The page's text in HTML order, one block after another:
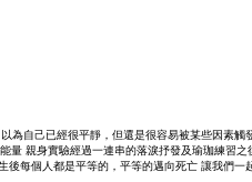
自己已經很平靜，但還是很容易被某些因素觸
親身實驗經過一連串的落淚抒發及瑜珈練習
每個人都是平等的，平等的邁向死亡 讓我們